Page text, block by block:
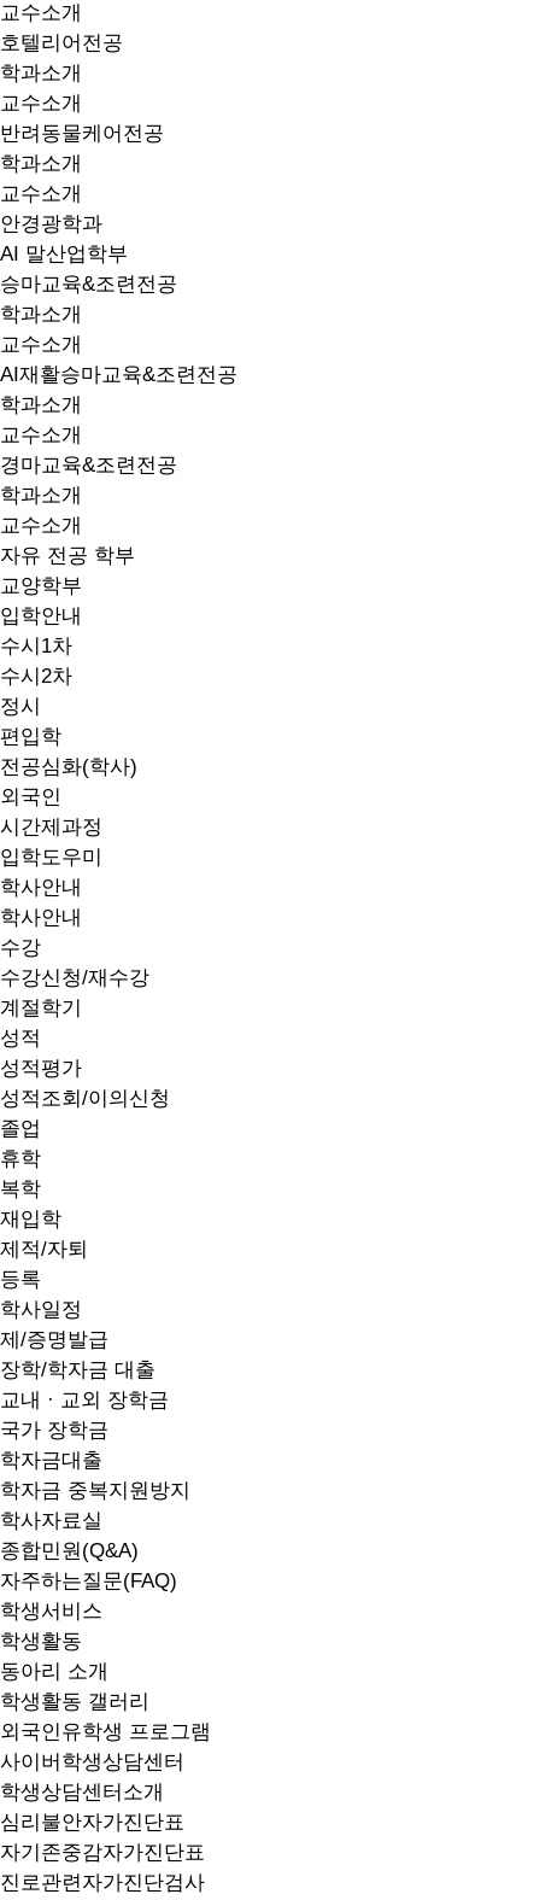
교수소개
호텔리어전공
학과소개
교수소개
반려동물케어전공
학과소개
교수소개
안경광학과
AI 말산업학부
승마교육&조련전공
학과소개
교수소개
AI재활승마교육&조련전공
학과소개
교수소개
경마교육&조련전공
학과소개
교수소개
자유 전공 학부
교양학부
입학안내
수시1차
수시2차
정시
편입학
전공심화(학사)
외국인
시간제과정
입학도우미
학사안내
학사안내
수강
수강신청/재수강
계절학기
성적
성적평가
성적조회/이의신청
졸업
휴학
복학
재입학
제적/자퇴
등록
학사일정
제/증명발급
장학/학자금 대출
교내 · 교외 장학금
국가 장학금
학자금대출
학자금 중복지원방지
학사자료실
종합민원(Q&A)
자주하는질문(FAQ)
학생서비스
학생활동
동아리 소개
학생활동 갤러리
외국인유학생 프로그램
사이버학생상담센터
학생상담센터소개
심리불안자가진단표
자기존중감자가진단표
진로관련자가진단검사